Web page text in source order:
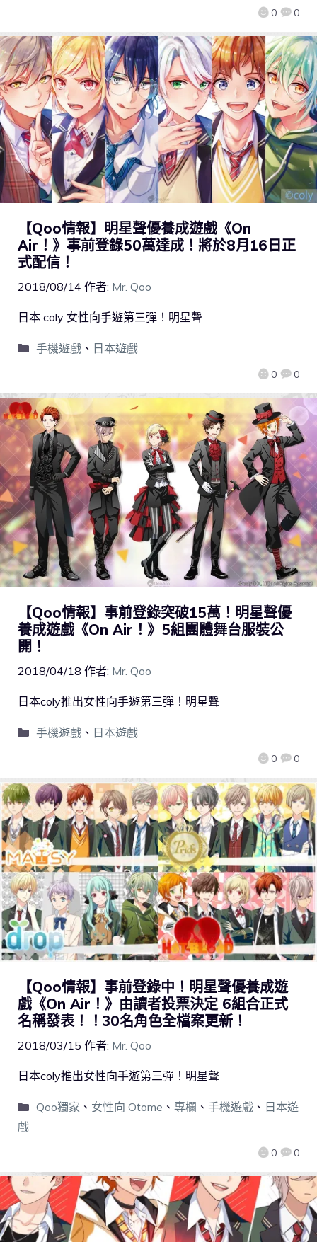
0 0
【Qoo情報】明星聲優養成遊戲《On
Air！》事前登錄50萬達成！將於8月16日正
式配信！
2018/08/14 作者: Mr. Qoo
0 0
日本 coly 女性向手遊第三彈！明星聲
手機遊戲、 日本遊戲
【Qoo情報】事前登錄突破15萬！明星聲優
養成遊戲《On Air！》5組團體舞台服裝公
開！
2018/04/18 作者: Mr. Qoo
0 0
日本coly推出女性向手遊第三彈！明星聲
手機遊戲、 日本遊戲
【Qoo情報】事前登錄中！明星聲優養成遊
戲《On Air！》由讀者投票決定 6組合正式
名稱發表！！30名角色全檔案更新！
2018/03/15 作者: Mr. Qoo
0 0
日本coly推出女性向手遊第三彈！明星聲
Qoo獨家 、 女性向 Otome 、 專欄 、 手機遊戲、 日本遊
戲